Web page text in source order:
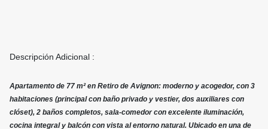
Descripción Adicional :
Apartamento de 77 m² en Retiro de Avignon: moderno y acogedor, con 3
habitaciones (principal con baño privado y vestier, dos auxiliares con
clóset), 2 baños completos, sala-comedor con excelente iluminación,
cocina integral y balcón con vista al entorno natural. Ubicado en una de